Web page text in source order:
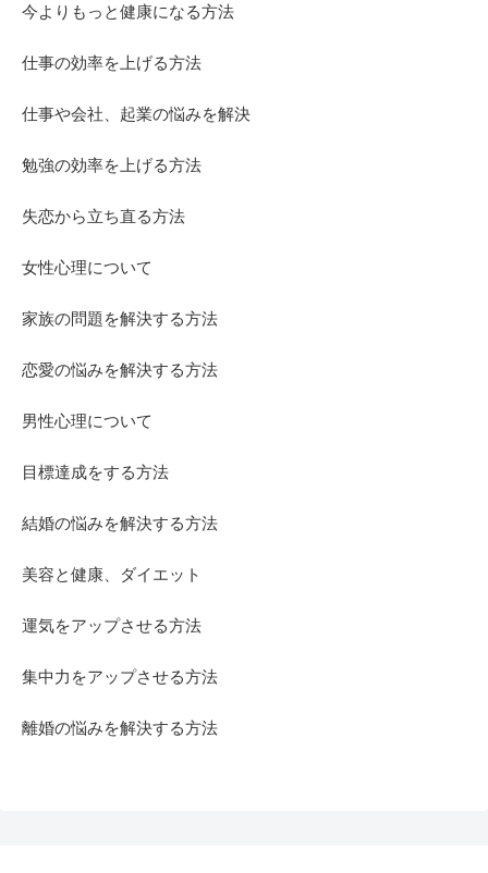
今よりもっと健康になる方法
仕事の効率を上げる方法
仕事や会社、起業の悩みを解決
勉強の効率を上げる方法
失恋から立ち直る方法
女性心理について
家族の問題を解決する方法
恋愛の悩みを解決する方法
男性心理について
目標達成をする方法
結婚の悩みを解決する方法
美容と健康、ダイエット
運気をアップさせる方法
集中力をアップさせる方法
離婚の悩みを解決する方法